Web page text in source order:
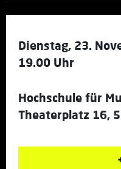
Dienstag, 23.
19.00 Uhr
Hochschule für
Theaterplatz 16,